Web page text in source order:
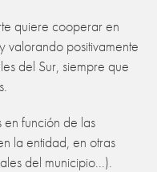
quiere cooperar en
valorando positivamente
del Sur, siempre que
en función de las
la entidad, en otras
del municipio...).